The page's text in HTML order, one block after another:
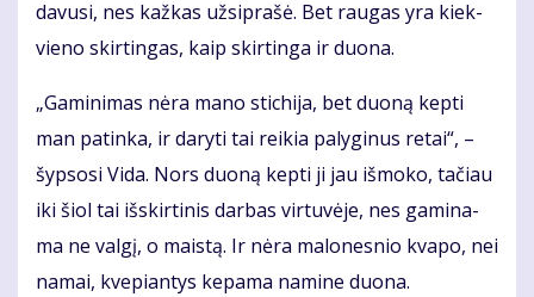
da­vu­si, nes kaž­kas už­si­pra­šė. Bet rau­gas yra kiek­
vie­no skir­tin­gas, kaip skir­tin­ga ir duo­na.
„Ga­mi­ni­mas nė­ra ma­no sti­chi­ja, bet duo­ną kep­ti
man pa­tin­ka, ir da­ry­ti tai rei­kia pa­ly­gi­nus re­tai“, –
šyp­so­si Vi­da. Nors duo­ną kep­ti ji jau iš­mo­ko, ta­čiau
iki šiol tai iš­skir­ti­nis dar­bas vir­tu­vė­je, nes ga­mi­na­
ma ne val­gį, o mais­tą. Ir nė­ra ma­lo­nes­nio kva­po, nei
na­mai, kve­pian­tys ke­pa­ma na­mi­ne duo­na.